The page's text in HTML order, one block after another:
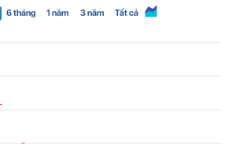
6 tháng 1 năm 3 năm Tất cả